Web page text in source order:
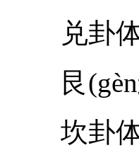
兑卦体
艮(gèn
坎卦体